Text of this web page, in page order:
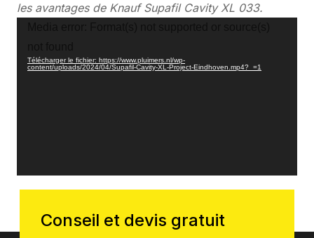
les avantages de Knauf Supafil Cavity XL 033.
Télécharger le fichier: https://www.pluimers.nl/wp-
content/uploads/2024/04/Supafil-Cavity-XL-Project-Eindhoven.mp4?_=1
Conseil et devis gratuit